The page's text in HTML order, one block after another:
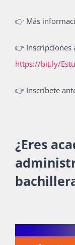
👉 Más
👉 Inscripciones
https://bit.ly/
👉 Inscríbete
¿Eres